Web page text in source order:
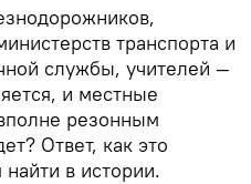
транспорта и
службы, учителей —
и местные
резонным
Ответ, как это
в истории.